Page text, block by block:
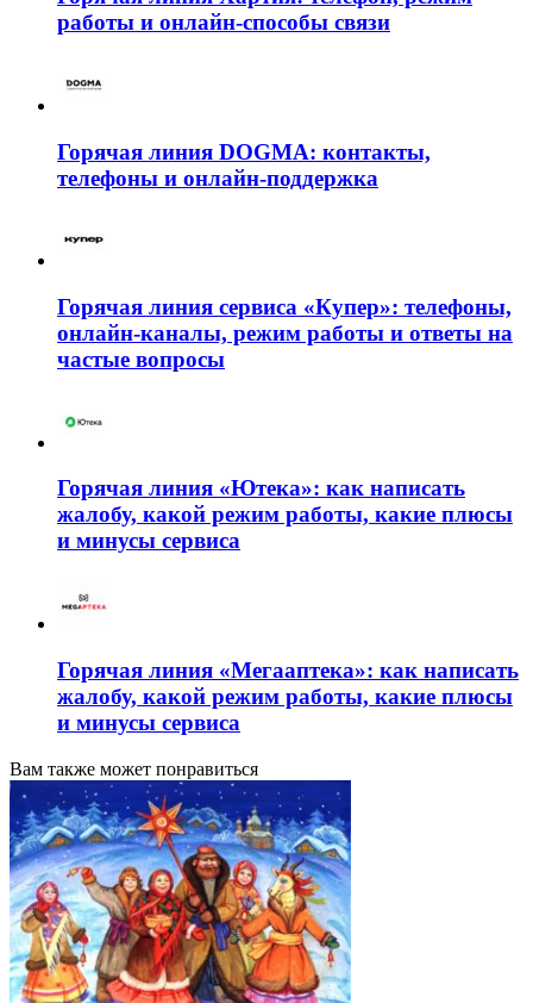
работы и онлайн-способы связи
Горячая линия DOGMA: контакты,
телефоны и онлайн-поддержка
Горячая линия сервиса «Купер»: телефоны,
онлайн-каналы, режим работы и ответы на
частые вопросы
Горячая линия «Ютека»: как написать
жалобу, какой режим работы, какие плюсы
и минусы сервиса
Горячая линия «Мегааптека»: как написать
жалобу, какой режим работы, какие плюсы
и минусы сервиса
Вам также может понравиться